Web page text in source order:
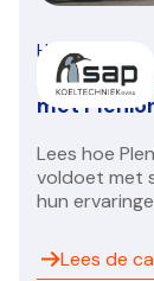
HVAC/R
SAP
met
Lees hoe
voldoet met
hun
Lees de